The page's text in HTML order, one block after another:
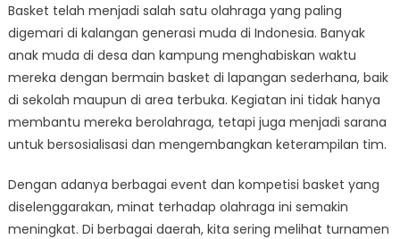
Basket telah menjadi salah satu olahraga yang paling
digemari di kalangan generasi muda di Indonesia. Banyak
anak muda di desa dan kampung menghabiskan waktu
mereka dengan bermain basket di lapangan sederhana, baik
di sekolah maupun di area terbuka. Kegiatan ini tidak hanya
membantu mereka berolahraga, tetapi juga menjadi sarana
untuk bersosialisasi dan mengembangkan keterampilan tim.
Dengan adanya berbagai event dan kompetisi basket yang
diselenggarakan, minat terhadap olahraga ini semakin
meningkat. Di berbagai daerah, kita sering melihat turnamen